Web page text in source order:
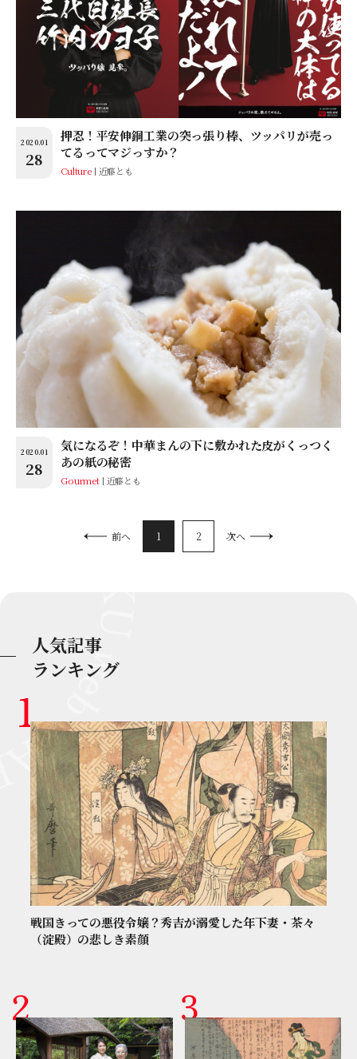
2020.01
28
押忍！平安伸銅工業の突っ張り棒、ツッパリが売っ
てるってマジっすか？
Culture 近藤とも
2020.01
28
気になるぞ！中華まんの下に敷かれた皮がくっつく
あの紙の秘密
Gourmet 近藤とも
前へ 1 2 次へ
人気記事
ランキング
戦国きっての悪役令嬢？秀吉が溺愛した年下妻・茶々
（淀殿）の悲しき素顔